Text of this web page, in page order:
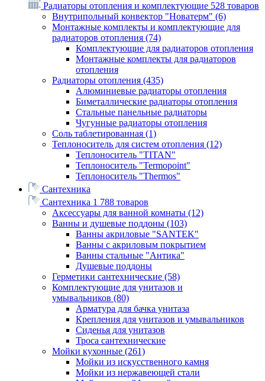
Радиаторы отопления и комплектующие 528 товаров
Внутрипольный конвектор "Новатерм" (6)
Монтажные комплекты и комплектующие для
радиаторов отопления (74)
Комплектующие для радиаторов отопления
Монтажные комплекты для радиаторов
отопления
Радиаторы отопления (435)
Алюминиевые радиаторы отопления
Биметаллические радиаторы отопления
Стальные панельные радиаторы
Чугунные радиаторы отопления
Соль таблетированная (1)
Теплоноситель для систем отопления (12)
Теплоноситель "TITAN"
Теплоноситель "Termopoint"
Теплоноситель "Thermos"
Сантехника
Сантехника 1 788 товаров
Аксессуары для ванной комнаты (12)
Ванны и душевые поддоны (103)
Ванны акриловые "SANTEK"
Ванны с акриловым покрытием
Ванны стальные "Антика"
Душевые поддоны
Герметики сантехнические (58)
Комплектующие для унитазов и
умывальников (80)
Арматура для бачка унитаза
Крепления для унитазов и умывальников
Сиденья для унитазов
Троса сантехнические
Мойки кухонные (261)
Мойки из искусственного камня
Мойки из нержавеющей стали